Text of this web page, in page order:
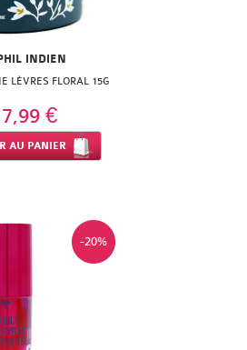
INDIEN
LÈVRES FLORAL 15G
7,99 €
d’envie
AU PANIER
-20%